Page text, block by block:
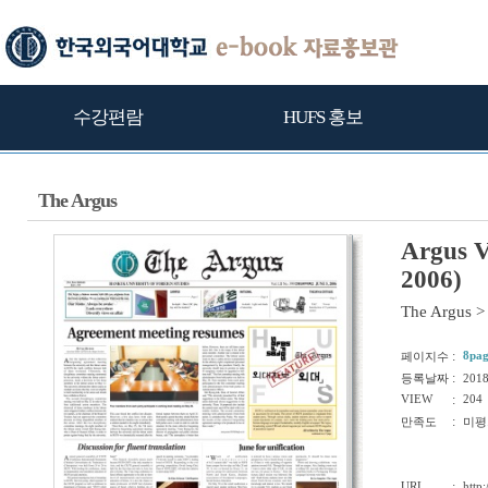
수강편람 HUFS 홍보
The Argus
Argus
2006)
The Argus >
페이지수 :
등록날짜 :
VIEW
:
204
만족도
: 미